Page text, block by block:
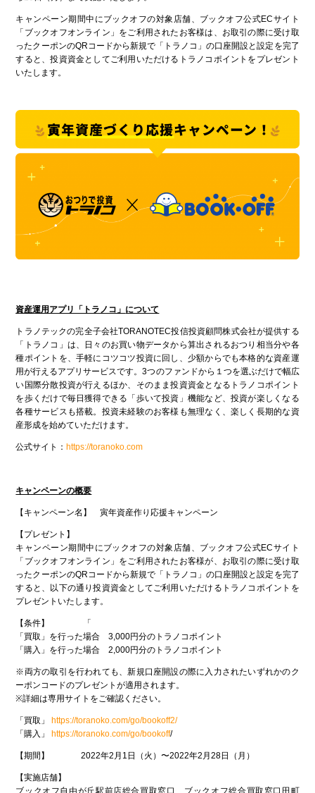
キャンペーン期間中にブックオフの対象店舗、ブックオフ公式ECサイト
「ブックオフオンライン」をご利用されたお客様は、お取引の際に受け取
ったクーポンのQRコードから新規で「トラノコ」の口座開設と設定を完了
すると、投資資金としてご利用いただけるトラノコポイントをプレゼント
いたします。
資産運用アプリ「トラノコ」 について
トラノテックの完全子会社TORANOTEC投信投資顧問株式会社が提供する
「トラノコ」は、日々のお買い物データから算出されるおつり相当分や各
種ポイントを、手軽にコツコツ投資に回し、少額からでも本格的な資産運
用が行えるアプリサービスです。3つのファンドから１つを選ぶだけで幅広
い国際分散投資が行えるほか、そのまま投資資金となるトラノコポイント
を歩くだけで毎日獲得できる「歩いて投資」機能など、投資が楽しくなる
各種サービスも搭載。投資未経験のお客様も無理なく、楽しく長期的な資
産形成を始めていただけます。
公式サイト：https://toranoko.com
キャンペーンの概要
【キャンペーン名】 寅年資産作り応援キャンペーン
【プレゼント】
キャンペーン期間中にブックオフの対象店舗、ブックオフ公式ECサイト
「ブックオフオンライン」をご利用されたお客様が、お取引の際に受け取
ったクーポンのQRコードから新規で「トラノコ」の口座開設と設定を完了
すると、以下の通り投資資金としてご利用いただけるトラノコポイントを
プレゼントいたします。
【条件】 「
「買取」を行った場合 3,000円分のトラノコポイント
「購入」を行った場合 2,000円分のトラノコポイント
※両方の取引を行われても、新規口座開設の際に入力されたいずれかのク
ーポンコードのプレゼントが適用されます。
※詳細は専用サイトをご確認ください。
「買取」https://toranoko.com/go/bookoff2/
「購入」https://toranoko.com/go/bookoff/
【期間】 2022年2月1日（火）〜2022年2月28日（月）
【実施店舗】
ブックオフ自由が丘駅前店総合買取窓口、ブックオフ総合買取窓口田町